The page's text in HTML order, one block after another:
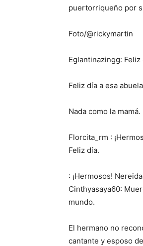
puertorriqueño por
Foto/@rickymartin
Eglantinazingg: Feliz
Feliz día a esa
Nada como la
Florcita_rm :
Feliz día.
: ¡Hermosos!
Cinthyasaya60:
mundo.
El hermano no
cantante y esposo